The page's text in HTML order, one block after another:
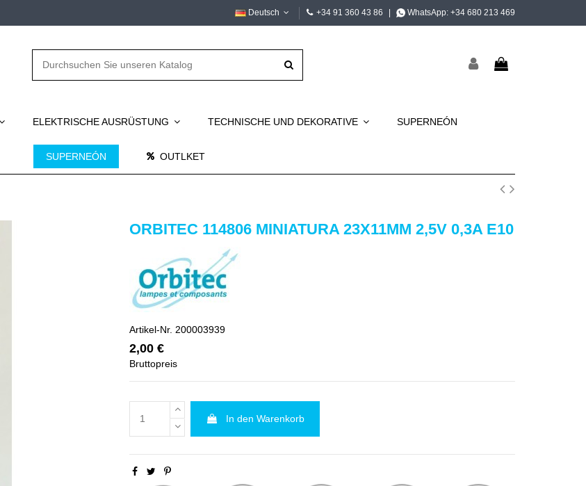
Deutsch +34 91 360 43 86 WhatsApp: +34 680 213 469
ELEKTRISCHE AUSRÜSTUNG TECHNISCHE UND DEKORATIVE SUPERNEÓN
SUPERNEÓN OUTLKET
ORBITEC 114806 MINIATURA 23X11MM 2,5V 0,3A E10
Artikel-Nr. 200003939
2,00 €
Bruttopreis
In den Warenkorb